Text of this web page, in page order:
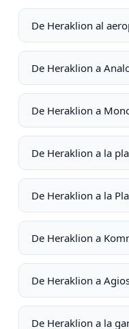
De Heraklion al
De Heraklion a
De Heraklion a
De Heraklion a la
De Heraklion a la
De Heraklion a
De Heraklion a
De Heraklion a la